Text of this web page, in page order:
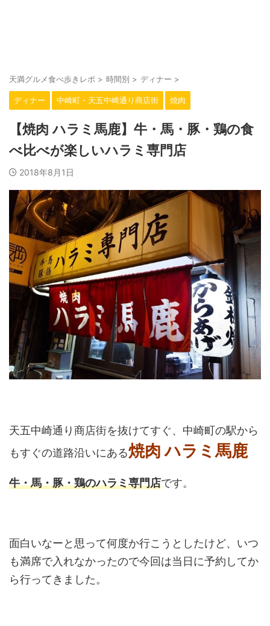
天満グルメ食べ歩きレポ > 時間別 > ディナー >
ディナー 中崎町・天五中崎通り商店街 焼肉
【焼肉 ハラミ馬鹿】牛・馬・豚・鶏の食
べ比べが楽しいハラミ専門店
2018年8月1日
天五中崎通り商店街を抜けてすぐ、中崎町の駅から
もすぐの道路沿いにある焼肉 ハラミ馬鹿
牛・馬・豚・鶏のハラミ専門店です。
面白いなーと思って何度か行こうとしたけど、いつ
も満席で入れなかったので今回は当日に予約してか
ら行ってきました。